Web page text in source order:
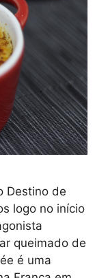
Destino de
logo no início
queimado de
é uma